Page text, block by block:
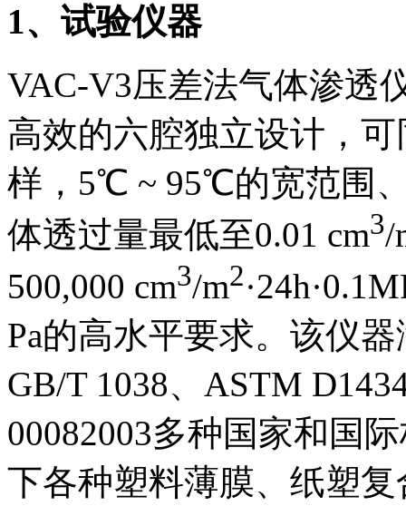
1、试验仪器
VAC-V3压差法气体渗透
高效的六腔独立设计，
样，5℃ ~ 95℃的宽范围
体透过量最低至0.01 cm3/
500,000 cm3/m2
Pa的高水平要求。该仪
GB/T 1038、ASTM
00082003多种国家和国
下各种塑料薄膜、纸塑